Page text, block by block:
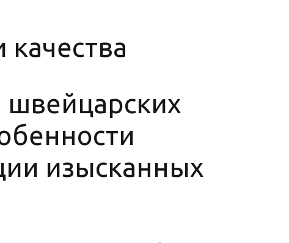
изысканных